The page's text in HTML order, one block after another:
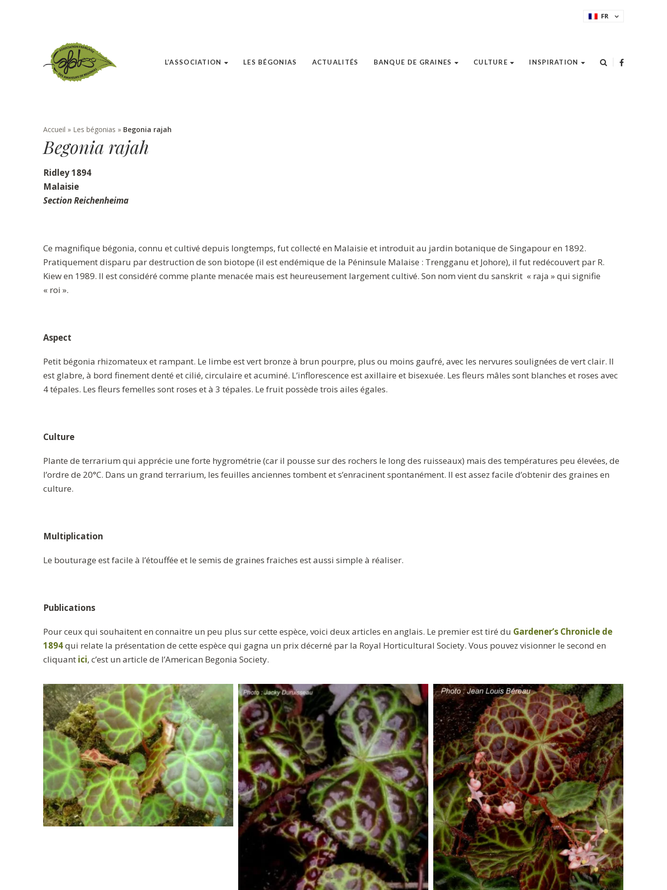
FR
L’ASSOCIATION LES BÉGONIAS ACTUALITÉS BANQUE DE GRAINES CULTURE INSPIRATION
Accueil » Les bégonias » Begonia rajah
Begonia rajah
Ridley 1894
Malaisie
Section Reichenheima
Ce magnifique bégonia, connu et cultivé depuis longtemps, fut collecté en Malaisie et introduit au jardin botanique de Singapour en 1892.
Pratiquement disparu par destruction de son biotope (il est endémique de la Péninsule Malaise : Trengganu et Johore), il fut redécouvert par R.
Kiew en 1989. Il est considéré comme plante menacée mais est heureusement largement cultivé. Son nom vient du sanskrit « raja » qui signifie
« roi ».
Aspect
Petit bégonia rhizomateux et rampant. Le limbe est vert bronze à brun pourpre, plus ou moins gaufré, avec les nervures soulignées de vert clair. Il
est glabre, à bord finement denté et cilié, circulaire et acuminé. L’inflorescence est axillaire et bisexuée. Les fleurs mâles sont blanches et roses avec
4 tépales. Les fleurs femelles sont roses et à 3 tépales. Le fruit possède trois ailes égales.
Culture
Plante de terrarium qui apprécie une forte hygrométrie (car il pousse sur des rochers le long des ruisseaux) mais des températures peu élevées, de
l’ordre de 20°C. Dans un grand terrarium, les feuilles anciennes tombent et s’enracinent spontanément. Il est assez facile d’obtenir des graines en
culture.
Multiplication
Le bouturage est facile à l’étouffée et le semis de graines fraiches est aussi simple à réaliser.
Publications
Pour ceux qui souhaitent en connaitre un peu plus sur cette espèce, voici deux articles en anglais. Le premier est tiré du Gardener’s Chronicle de
1894qui relate la présentation de cette espèce qui gagna un prix décerné par la Royal Horticultural Society. Vous pouvez visionner le second en
cliquant ici, c’est un article de l’American Begonia Society.